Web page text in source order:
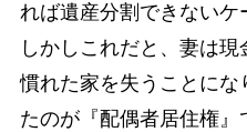
れば遺産分割できないケ
しかしこれだと、妻は
慣れた家を失うことに
たのが『配偶者居住権